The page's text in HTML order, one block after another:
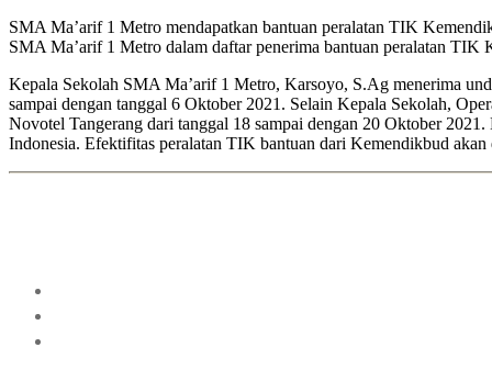
SMA Ma’arif 1 Metro mendapatkan bantuan peralatan TIK
SMA Ma’arif 1 Metro dalam daftar penerima bantuan peralatan TIK
Kepala Sekolah SMA Ma’arif 1 Metro, Karsoyo, S.Ag menerima
sampai dengan tanggal 6 Oktober 2021. Selain Kepala Sekolah,
Novotel Tangerang dari tanggal 18 sampai dengan 20 Oktober
Indonesia. Efektifitas peralatan TIK bantuan dari Kemendikbud